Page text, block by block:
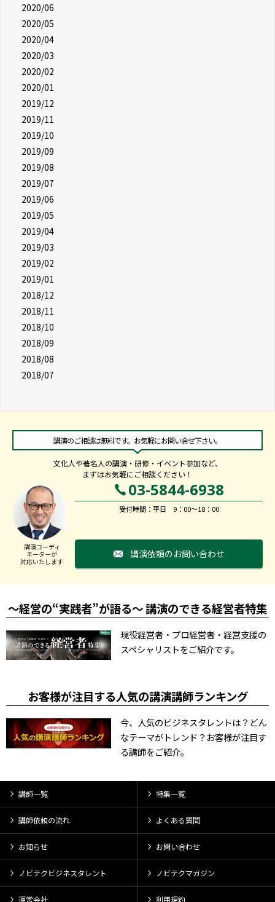
2020/06
2020/05
2020/04
2020/03
2020/02
2020/01
2019/12
2019/11
2019/10
2019/09
2019/08
2019/07
2019/06
2019/05
2019/04
2019/03
2019/02
2019/01
2018/12
2018/11
2018/10
2018/09
2018/08
2018/07
講演のご相談は無料です。お気軽にお問い合せ下さい。
文化人や著名人の講演・研修・イベント参加など、
まずはお気軽にご相談ください！
講演コーディ
ネーターが
対応いたします
03-5844-6938
受付時間：平日 9：00～18：00
講演依頼のお問い合わせ
～経営の“実践者”が語る～ 講演のできる経営者特集
現役経営者・プロ経営者・経営支援の
スペシャリストをご紹介です。
お客様が注目する人気の講演講師ランキング
今、人気のビジネスタレントは？どん
なテーマがトレンド？お客様が注目す
る講師をご紹介。
講師一覧 特集一覧
講師依頼の流れ よくある質問
お知らせ お問い合わせ
ノビテクビジネスタレント ノビテクマガジン
運営会社 利用規約